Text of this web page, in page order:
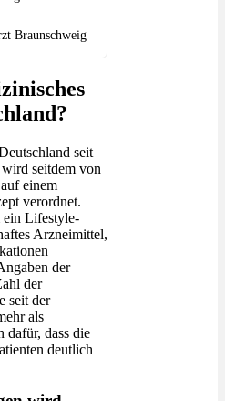
Braunschweig
seit
seitdem von
einem
verordnet.
ein Lifestyle-
Arzneimittel,
der
der
seit der
als
dafür, dass die
deutlich